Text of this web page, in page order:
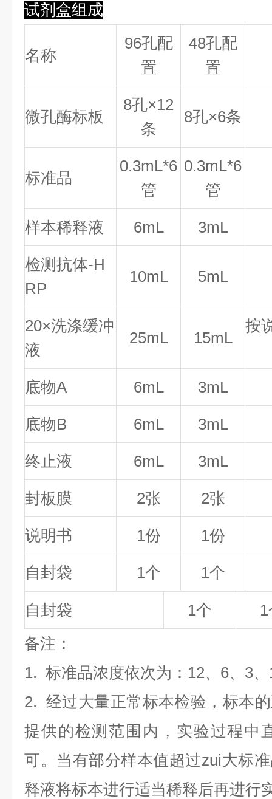
试剂盒组成
名称
96孔配
置
48孔配
置
微孔酶标板
8孔×12
条
8孔×6条
标准品
0.3mL*6
管
0.3mL*6
管
样本稀释液 6mL 3mL
检测抗体-H
RP
10mL 5mL
20×洗涤缓冲
液
25mL 15mL
按
底物A 6mL 3mL
底物B 6mL 3mL
终止液 6mL 3mL
封板膜 2张 2张
说明书 1份 1份
自封袋 1个 1个
自封袋 1个
备注 ：
1. 标准品浓度依次为：12、6、3
2. 经过大量正常标本检验，标本
提供的检测范围内，实验过程中
可。当有部分样本值超过zui大标
释液将标本进行适当稀释后再进行